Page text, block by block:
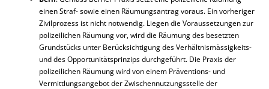
einen Straf- sowie einen Räumungsantrag voraus. Ein vorheriger
Zivilprozess ist nicht notwendig. Liegen die Voraussetzungen zur
polizeilichen Räumung vor, wird die Räumung des besetzten
Grundstücks unter Berücksichtigung des Verhältnismässigkeits-
und des Opportunitätsprinzips durchgeführt. Die Praxis der
polizeilichen Räumung wird von einem Präventions- und
Vermittlungsangebot der Zwischennutzungsstelle der